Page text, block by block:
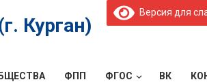
Курган)
ФПП ФГОС ВК
Версия для